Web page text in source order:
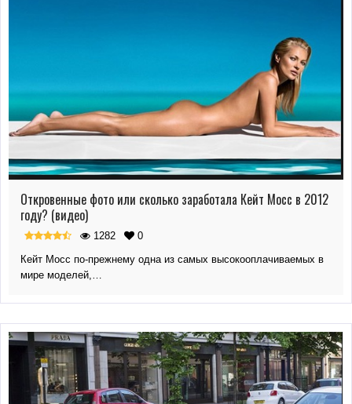
Откровенные фото или сколько заработала Кейт Мосс в 2012
году? (видео)
1282
0
Кейт Мосс по-прежнему одна из самых высокооплачиваемых в
мире моделей,…